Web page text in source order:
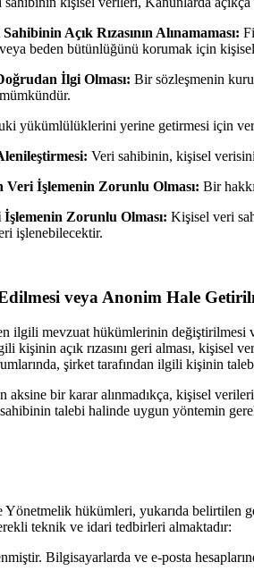
Açık Rızasının Alınamaması:
beden bütünlüğünü korumak için
İlgi Olması: Bir sözleşmenin
yükümlülüklerini yerine getirmesi için
Veri sahibinin, kişisel
Veri İşlemenin Zorunlu Olması: Bir
Zorunlu Olması: Kişisel veri
işlenebilecektir.
veya Anonim Hale
ilgili mevzuat hükümlerinin değiştirilmesi
kişinin açık rızasını geri alması, kişisel
şirket tarafından ilgili kişinin
bir karar alınmadıkça, kişisel
talebi halinde uygun yöntemin
hükümleri, yukarıda
teknik ve idari tedbirleri almaktadır:
Bilgisayarlarda ve e-posta